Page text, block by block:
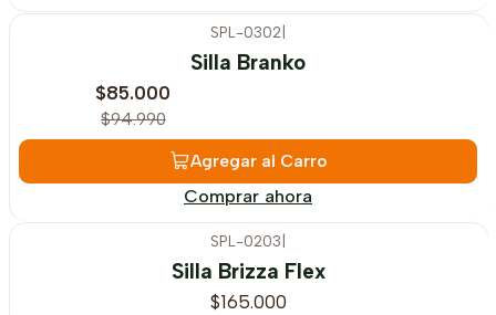
SPL-0302
Silla Branko
$85.000
$94.990
Agregar al Carro
Comprar ahora
SPL-0203
Silla Brizza Flex
$165.000